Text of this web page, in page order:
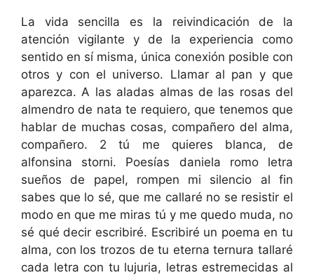
La vida sencilla es la reivindicación de la
atención vigilante y de la experiencia como
sentido en sí misma, única conexión posible con
otros y con el universo. Llamar al pan y que
aparezca. A las aladas almas de las rosas del
almendro de nata te requiero, que tenemos que
hablar de muchas cosas, compañero del alma,
compañero. 2 tú me quieres blanca, de
alfonsina storni. Poesías daniela romo letra
sueños de papel, rompen mi silencio al fin
sabes que lo sé, que me callaré no se resistir el
modo en que me miras tú y me quedo muda, no
sé qué decir escribiré. Escribiré un poema en tu
alma, con los trozos de tu eterna ternura tallaré
cada letra con tu lujuria, letras estremecidas al